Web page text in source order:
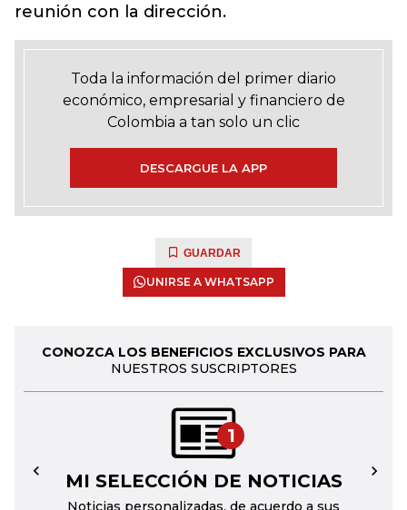
reunión con la dirección.
Toda la información del primer diario
económico, empresarial y financiero de
Colombia a tan solo un clic
DESCARGUE LA APP
GUARDAR
UNIRSE A WHATSAPP
CONOZCA LOS BENEFICIOS EXCLUSIVOS PARA
NUESTROS SUSCRIPTORES
1
MI SELECCIÓN DE NOTICIAS
Noticias personalizadas, de acuerdo a sus
← →